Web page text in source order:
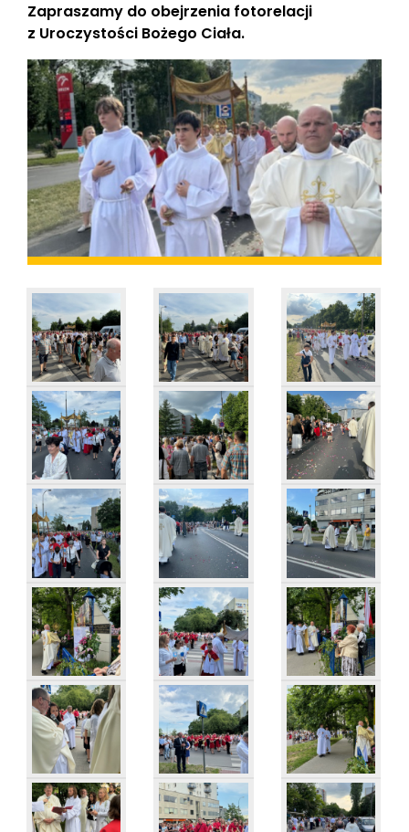
Zapraszamy do obejrzenia fotorelacji
z Uroczystości Bożego Ciała.